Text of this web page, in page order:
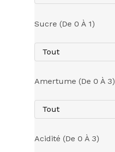
Sucre (de 0 À 1)
Tout
Amertume (de 0 À 3)
Tout
Acidité (de 0 À 3)